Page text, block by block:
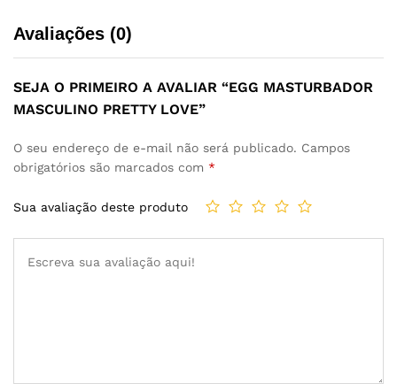
Avaliações (0)
SEJA O PRIMEIRO A AVALIAR “EGG MASTURBADOR
MASCULINO PRETTY LOVE”
O seu endereço de e-mail não será publicado. Campos
obrigatórios são marcados com *
Sua avaliação deste produto